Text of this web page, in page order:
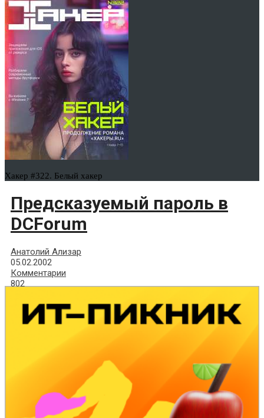
Хакер #322. Белый хакер
Предсказуемый пароль в
DCForum
Анатолий Ализар
05.02.2002
Комментарии
802